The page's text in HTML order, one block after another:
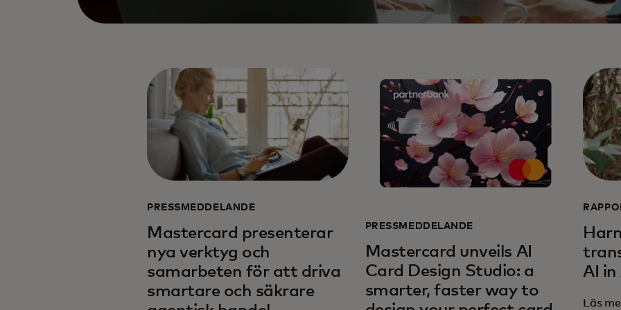
PRESSMEDDELANDE
Mastercard presenterar
nya verktyg och
samarbeten för att driva
smartare och säkrare
PRESSMEDDELANDE
Mastercard unveils AI
Card Design Studio: a
smarter, faster way to
AI
Läs